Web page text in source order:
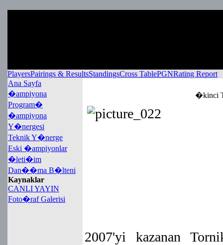
PlayersPairings & ResultsStandingsCross TablePGNRating Report
Ana Sayfa
�ampiyona
Program�
�ampiyona
Y�nergesi
Teknik Y�nerge
Eski �ampiyonlar
�leti�im
Dan��ma B�lteni
Kaynaklar
CANLI YAYIN
Foto�raf Galerisi
�kinci
2007'yi kazanan